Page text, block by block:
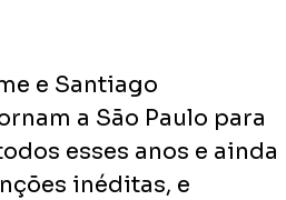
e Santiago
a São Paulo para
esses anos e ainda
inéditas, e